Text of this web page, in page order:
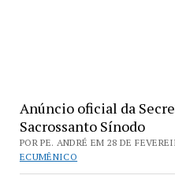
Anúncio oficial da
Sacrossanto Sínodo
POR PE. ANDRÉ EM 28 DE
ECUMÊNICO